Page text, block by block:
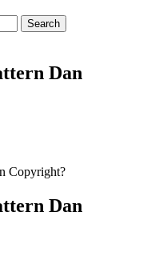
Search
Dan
Copyright?
Dan